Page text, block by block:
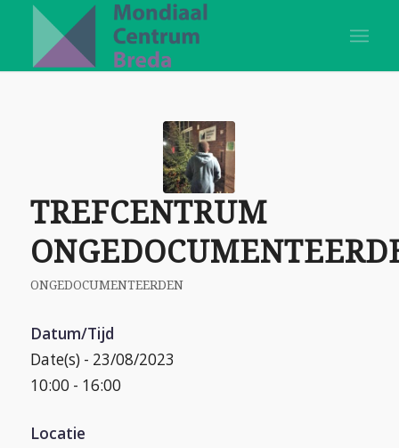
TREFCENTRUM
ONGEDOCUMENTEERDEN
Datum/Tijd
Date(s) - 23/08/2023
10:00 - 16:00
Locatie